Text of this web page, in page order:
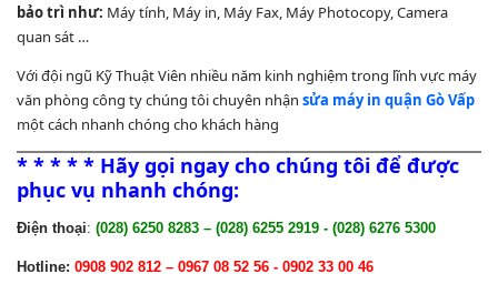
bảo trì như: Máy tính, Máy in, Máy Fax, Máy Photocopy, Camera
quan sát …
Với đội ngũ Kỹ Thuật Viên nhiều năm kinh nghiệm trong lĩnh vực máy
văn phòng công ty chúng tôi chuyên nhận sửa máy in quận Gò Vấp
một cách nhanh chóng cho khách hàng
* * * * * Hãy gọi ngay cho chúng tôi để được
phục vụ nhanh chóng:
Điện thoại: (028) 6250 8283 – (028) 6255 2919 - (028) 6276 5300
Hotline: 0908 902 812 – 0967 08 52 56 - 0902 33 00 46